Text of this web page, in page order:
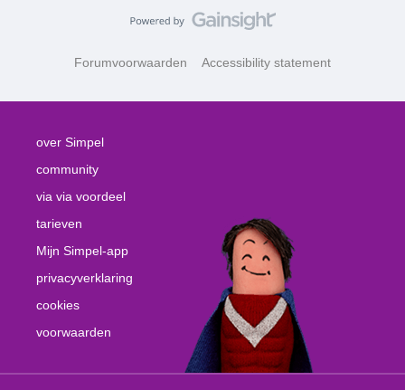
Forumvoorwaarden Accessibility statement
over Simpel
community
via via voordeel
tarieven
Mijn Simpel-app
privacyverklaring
cookies
voorwaarden